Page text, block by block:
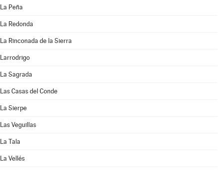
La Peña
La Redonda
La Rinconada de la Sierra
Larrodrigo
La Sagrada
Las Casas del Conde
La Sierpe
Las Veguillas
La Tala
La Vellés